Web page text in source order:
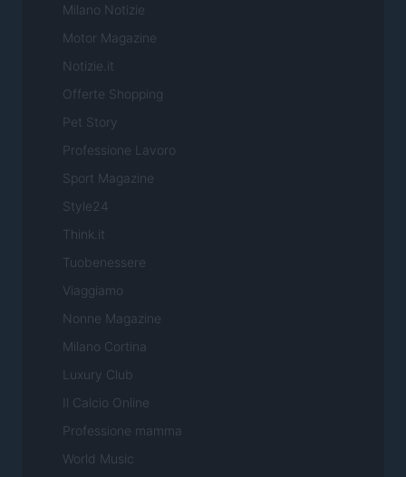
Milano Notizie
Motor Magazine
Notizie.it
Offerte Shopping
Pet Story
Professione Lavoro
Sport Magazine
Style24
Think.it
Tuobenessere
Viaggiamo
Nonne Magazine
Milano Cortina
Luxury Club
Il Calcio Online
Professione mamma
World Music